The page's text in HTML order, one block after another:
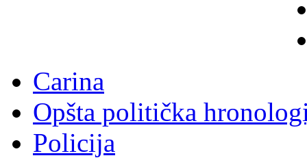
Carina
Opšta politička
Policija